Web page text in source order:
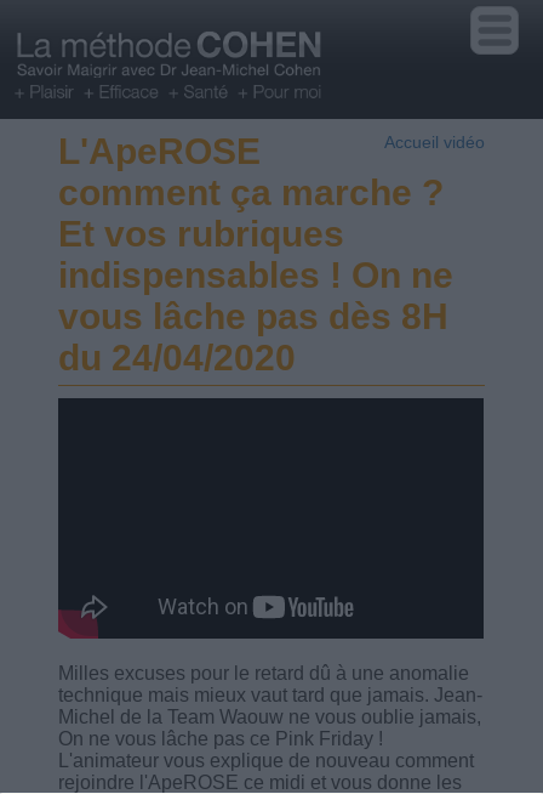
Accueil vidéo
L'ApeROSE
comment ça marche ?
Et vos rubriques
indispensables ! On ne
vous lâche pas dès 8H
du 24/04/2020
Milles excuses pour le retard dû à une anomalie
technique mais mieux vaut tard que jamais. Jean-
Michel de la Team Waouw ne vous oublie jamais,
On ne vous lâche pas ce Pink Friday !
L'animateur vous explique de nouveau comment
rejoindre l'ApeROSE ce midi et vous donne les